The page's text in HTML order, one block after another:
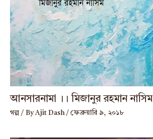
আনসারনামা ।। মিজানুর রহমান নাসিম
গল্প / ByAjit Dash / ফেব্রুয়ারি ৯, ২০১৮